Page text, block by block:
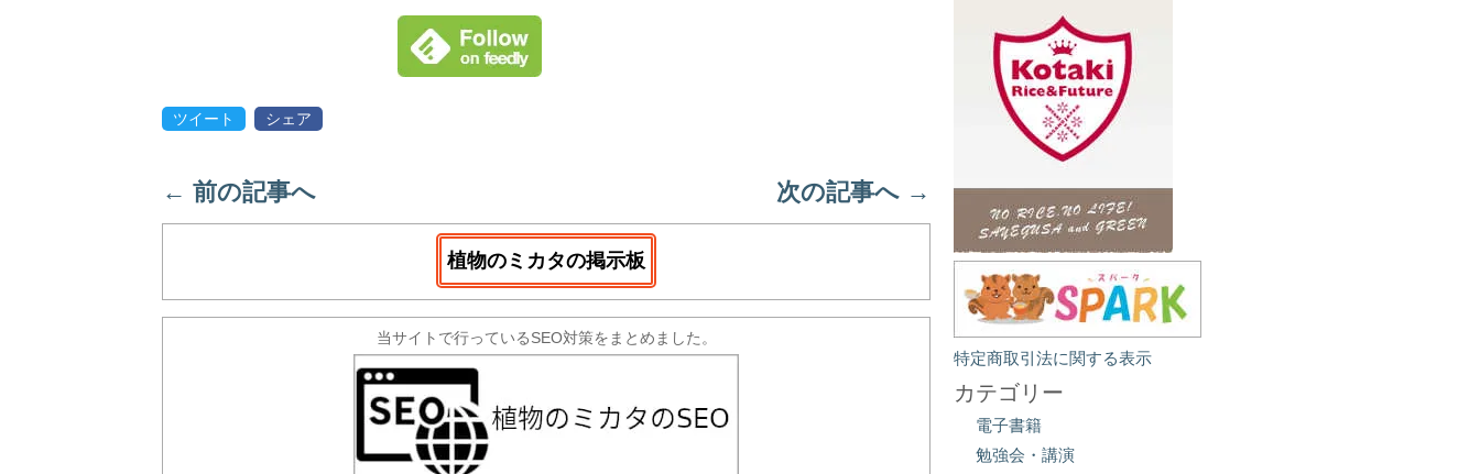
ツイート シェア
← 前の記事へ 次の記事へ →
植物のミカタの掲示板
当サイトで行っているSEO対策をまとめました。
特定商取引法に関する表示
カテゴリー
電子書籍
勉強会・講演